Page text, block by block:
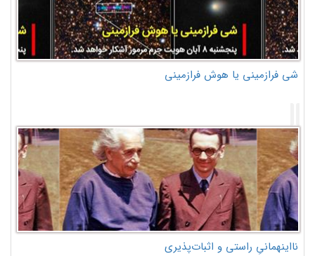
شی فرازمینی یا هوش فرازمینی
نااینهمانیِ راستی و اثبات‌پذیری